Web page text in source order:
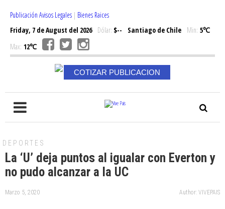
Publicación Avisos Legales | Bienes Raices
Friday, 7 de August del 2026Dólar: $-- Santiago de Chile Min: 5℃
Max: 12℃
COTIZAR PUBLICACION
DEPORTES
La ‘U’ deja puntos al igualar con Everton y
no pudo alcanzar a la UC
Marzo 5, 2020 Author: VIVEPAIS